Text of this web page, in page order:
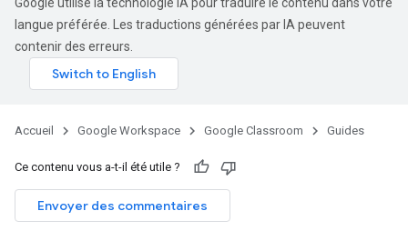
langue préférée. Les traductions générées par IA peuvent
contenir des erreurs.
Accueil Google Workspace Google Classroom Guides
Ce contenu vous a-t-il été utile ?
Envoyer des commentaires